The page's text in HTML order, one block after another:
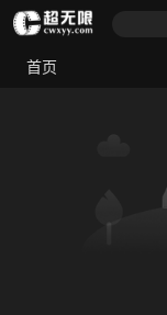
首页